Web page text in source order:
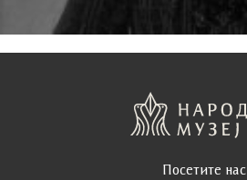
Посетите нас